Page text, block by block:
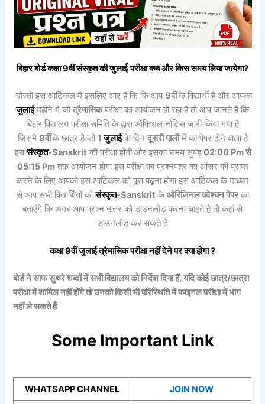
बिहार बोर्ड कक्षा 9वींसंस्कृतकीजुलाई परीक्षा कब और किस समय लिया जायेगा?
दोस्तों इस आर्टिकल मैं इसलिए आए हैं कि कि आप 9वींके विद्यार्थी है और आपका
जुलाईमहीने में जोत्रैमासिकपरीक्षा का आयोजन हो रहा है तो आप जानते हैं कि
बिहार विद्यालय परीक्षा समिति के द्वारा ऑफिशल नोटिस जारी किया गया है
जिसमे 9वींके छात्र है जो1जुलाईके दिन दूसरी पालीमें का पेपर होने वाला है
इससंस्कृत-Sanskrit की परीक्षा होगी और इसका समय सुबह02:00 Pm से
05:15 Pm तक आयोजन होगा इस परीक्षा का प्रश्नपत्र का आंसर की प्राप्त
करने के लिए आपको इस आर्टिकल को पूरा पढ़ना होगा इस आर्टिकल के माध्यम
से आप सभी विद्यार्थियों कोसंस्कृत-Sanskrit केओरिजिनल क्वेश्चन पेपरका
बताएंगे कि अगर आप प्रश्न उत्तर को डाउनलोड करना चाहते है तो कहां से
डाउनलोड कर सकते हैं
कक्षा 9वींजुलाईत्रैमासिकपरीक्षा नहीं देने पर क्या होगा ?
बोर्ड ने साफ सुथरे शब्दों में सभी विद्यालय को निर्देश दिया हैं, यदि कोई छात्र/छात्रा
परीक्षा में शामिल नहीं होंगे तो उनको किसी भी परिस्थिति में फाइनल परीक्षा में भाग
नहीं ले सकते हैं
Some Important Link
WHATSAPP CHANNEL JOIN NOW